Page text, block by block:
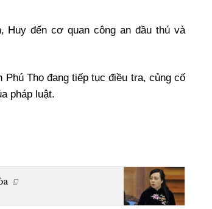
đến cơ quan công an đầu thú và
Phú Thọ đang tiếp tục điều tra, củng cố
pháp luật.